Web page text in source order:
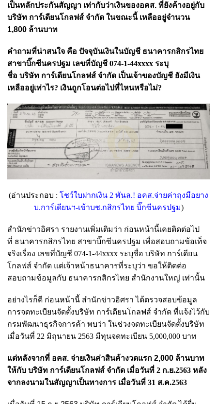
เป็นหลักประกันสัญญา เท่ากับว่าเงินของอคส. ที่ยังค้างอยู่กับ
บริษัท การ์เดียนโกลฟส์ จำกัด ในขณะนี้ เหลืออยู่จำนวน
1,800 ล้านบาท
คำถามที่น่าสนใจ คือ ปัจจุบันเงินในบัญชี ธนาคารกสิกรไทย
สาขาบิ๊กซีนครปฐม เลขที่บัญชี 074-1-44xxxx ระบุ
ชื่อ บริษัท การ์เดียนโกลฟส์ จำกัด เป็นเจ้าของบัญชี ยังมีเงิน
เหลืออยู่เท่าไร? เงินถูกโอนต่อไปที่ไหนหรือไม่?
(อ่านประกอบ : โชว์ใบฝากเงิน 2 พันล.! อคส.จ่ายค่าถุงมือยาง
บ.การ์เดียนฯ-เข้าบช.กสิกรไทย บิ๊กซีนครปฐม)
สำนักข่าวอิศรา รายงานเพิ่มเติมว่า ก่อนหน้านี้เคยติดต่อไป
ที่ ธนาคารกสิกรไทย สาขาบิ๊กซีนครปฐม เพื่อสอบถามข้อเท็จ
จริงเรื่อง เลขที่บัญชี 074-1-44xxxx ระบุชื่อ บริษัท การ์เดียน
โกลฟส์ จำกัด แต่เจ้าหน้าธนาคารที่ระบุว่า ขอให้ติดต่อ
สอบถามข้อมูลกับ ธนาคารกสิกรไทย สำนักงานใหญ่ เท่านั้น
อย่างไรก็ดี ก่อนหน้านี้ สำนักข่าวอิศรา ได้ตรวจสอบข้อมูล
การจดทะเบียนจัดตั้งบริษัท การ์เดียนโกลฟส์ จำกัด ที่แจ้งไว้กับ
กรมพัฒนาธุรกิจการค้า พบว่า ในช่วงจดทะเบียนจัดตั้งบริษัท
เมื่อวันที่ 22 มิถุนายน 2563 มีทุนจดทะเบียน 5,000,000 บาท
แต่หลังจากที่ อคส. จ่ายเงินค่าสินค้างวดแรก 2,000 ล้านบาท
ให้กับ บริษัท การ์เดียนโกลฟส์ จำกัด เมื่อวันที่ 2 ก.ย.2563 หลัง
จากลงนามในสัญญาเป็นทางการ เมื่อวันที่ 31 ส.ค.2563